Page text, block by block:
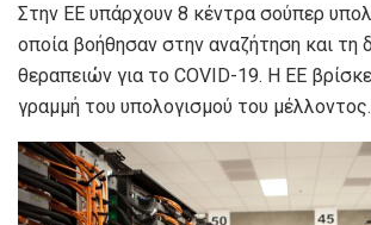
Στην ΕΕ υπάρχουν 8 κέντρα σούπερ
οποία βοήθησαν στην αναζήτηση και τη
θεραπειών για το COVID-19. Η ΕΕ
γραμμή του υπολογισμού του μέλλοντος.